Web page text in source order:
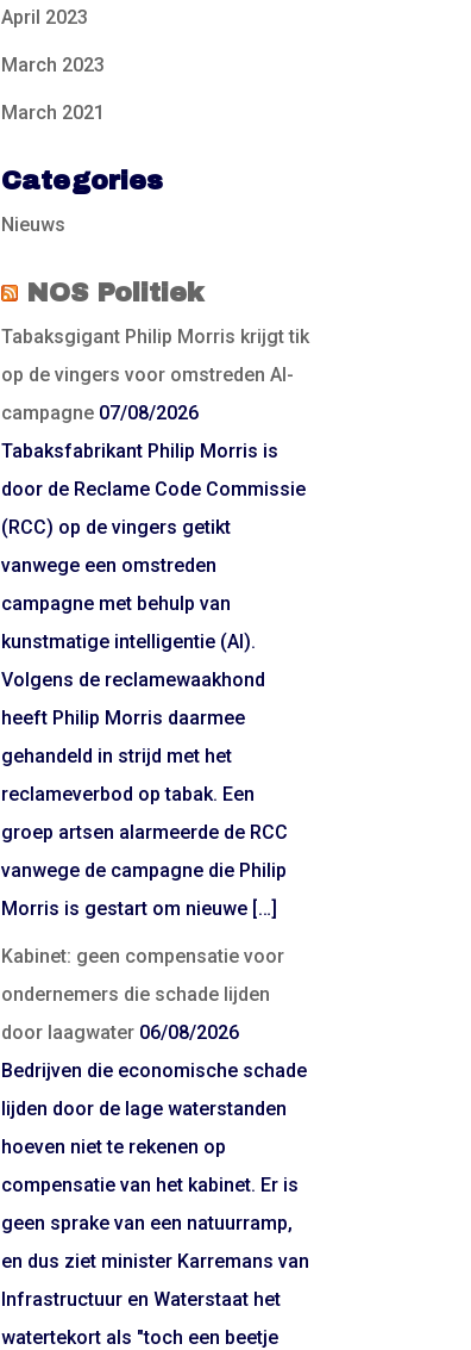
April 2023
March 2023
March 2021
Categories
Nieuws
NOS Politiek
Tabaksgigant Philip Morris krijgt tik
op de vingers voor omstreden AI-
campagne 07/08/2026
Tabaksfabrikant Philip Morris is
door de Reclame Code Commissie
(RCC) op de vingers getikt
vanwege een omstreden
campagne met behulp van
kunstmatige intelligentie (AI).
Volgens de reclamewaakhond
heeft Philip Morris daarmee
gehandeld in strijd met het
reclameverbod op tabak. Een
groep artsen alarmeerde de RCC
vanwege de campagne die Philip
Morris is gestart om nieuwe […]
Kabinet: geen compensatie voor
ondernemers die schade lijden
door laagwater 06/08/2026
Bedrijven die economische schade
lijden door de lage waterstanden
hoeven niet te rekenen op
compensatie van het kabinet. Er is
geen sprake van een natuurramp,
en dus ziet minister Karremans van
Infrastructuur en Waterstaat het
watertekort als "toch een beetje